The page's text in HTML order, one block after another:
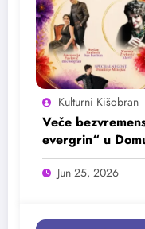
Kulturni Kišobran
Veče
evergrin“ u
25. juna
Jun 25, 2026